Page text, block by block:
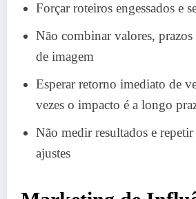
Forçar roteiros engessados e
Não combinar valores,
de imagem
Esperar retorno imediato de
vezes o impacto é a longo
Não medir resultados e repetir
ajustes